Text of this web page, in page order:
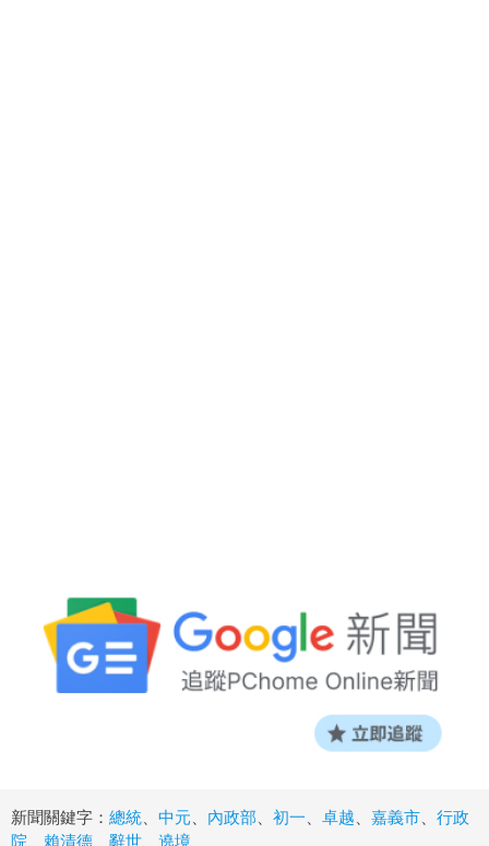
新聞關鍵字： 總統 中元 內政部 初一 卓越 嘉義市
行政
院
賴清德 辭世 遶境